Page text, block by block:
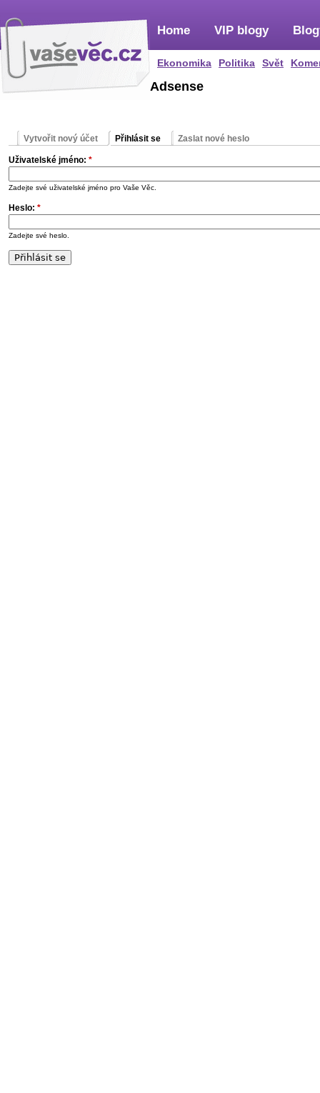
Home
Ekonomika Politika Svět
VIP blogy
Adsense
Vytvořit nový účet Přihlásit se Zaslat nové heslo
Uživatelské jméno: *
Zadejte své uživatelské jméno pro Vaše Věc.
Heslo: *
Zadejte své heslo.